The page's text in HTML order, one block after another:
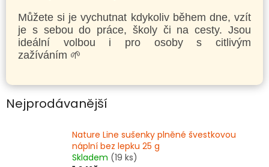
Můžete si je vychutnat kdykoliv během dne, vzít
je s sebou do práce, školy či na cesty. Jsou
ideální volbou i pro osoby s citlivým
zažíváním 🌱
Nejprodávanější
Nature Line sušenky plněné švestkovou
náplní bez lepku 25 g
Skladem (19 ks)